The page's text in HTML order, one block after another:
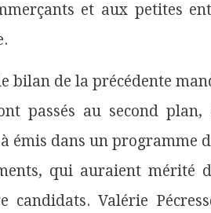
et aux petites
bilan de la précédente
passés au second
émis dans un programme
qui auraient mérité
candidats. Valérie